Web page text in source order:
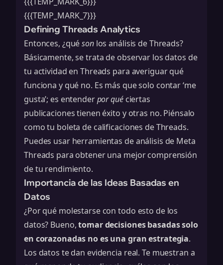
{{{TEMP_MARK_7}}}
Defining Threads Analytics
Entonces, ¿quésonlos análisis de Threads?
Básicamente, se trata de observar los datos de
tu actividad en Threads para averiguar qué
funciona y qué no. Es más que solo contar ‘me
gusta’; es entenderpor quéciertas
publicaciones tienen éxito y otras no. Piénsalo
como tu boleta de calificaciones de Threads.
Puedes usar herramientas de análisis de Meta
Threads para obtener una mejor comprensión
de tu rendimiento.
Importancia de las Ideas Basadas en
Datos
¿Por qué molestarse con todo esto de los
datos? Bueno,tomar decisiones basadas solo
en corazonadas no es una gran estrategia.
Los datos te dan evidencia real. Te muestran a